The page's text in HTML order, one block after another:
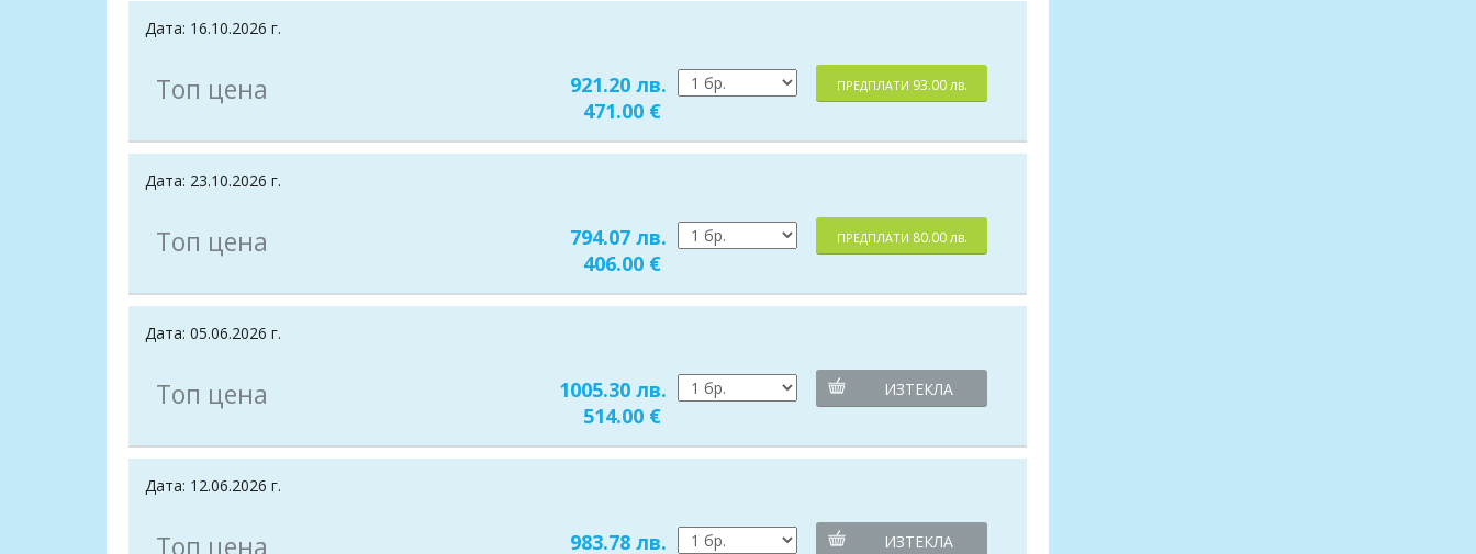
Дата: 16.10.2026 г.
Топ цена
921.20 лв.
471.00 €
ПРЕДПЛАТИ 93.00 лв.
Дата: 23.10.2026 г.
Топ цена
794.07 лв.
406.00 €
ПРЕДПЛАТИ 80.00 лв.
Дата: 05.06.2026 г.
Топ цена
1005.30 лв.
514.00 €
ИЗТЕКЛА
Дата: 12.06.2026 г.
Топ цена 983.78 лв. ИЗТЕКЛА